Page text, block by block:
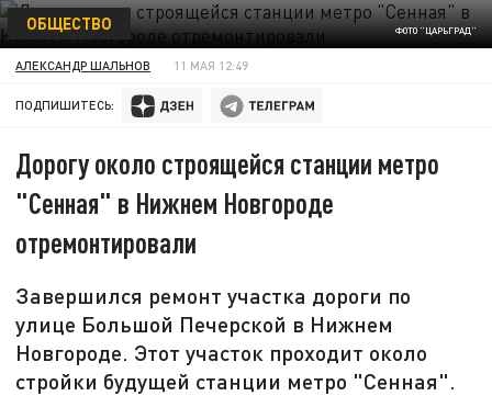
ФОТО "ЦАРЬГРАД"
ОБЩЕСТВО
АЛЕКСАНДР ШАЛЬНОВ 11 МАЯ 12:49
ПОДПИШИТЕСЬ:
Дорогу около строящейся станции метро
"Сенная" в Нижнем Новгороде
отремонтировали
Завершился ремонт участка дороги по
улице Большой Печерской в Нижнем
Новгороде. Этот участок проходит около
стройки будущей станции метро "Сенная".